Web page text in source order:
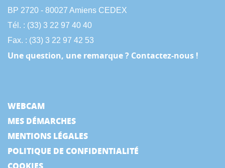
BP 2720 - 80027 Amiens CEDEX
Tél. : (33) 3 22 97 40 40
Fax. : (33) 3 22 97 42 53
Une question, une remarque ? Contactez-nous !
WEBCAM
MES DÉMARCHES
MENTIONS LÉGALES
POLITIQUE DE CONFIDENTIALITÉ
COOKIES